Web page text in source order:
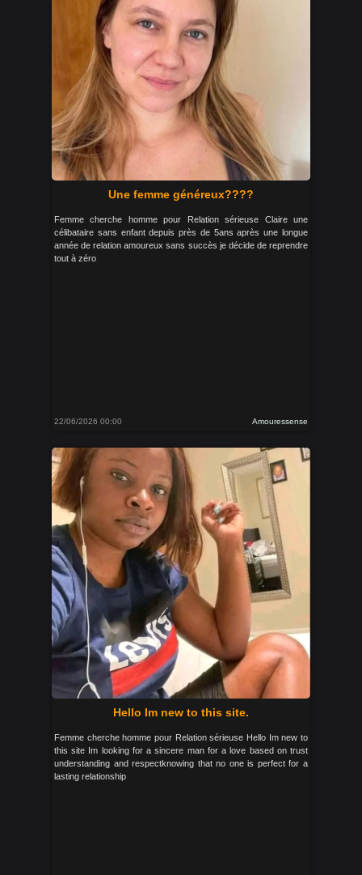
Une femme généreux????
Femme cherche homme pour Relation sérieuse Claire une
célibataire sans enfant depuis près de 5ans après une longue
année de relation amoureux sans succès je décide de reprendre
tout à zéro
22/06/2026 00:00 Amouressense
Hello Im new to this site.
Femme cherche homme pour Relation sérieuse Hello Im new to
this site Im looking for a sincere man for a love based on trust
understanding and respectknowing that no one is perfect for a
lasting relationship